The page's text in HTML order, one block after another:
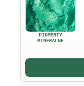
PIGMENTY
MINERALNE
ma
wiele
wariantów.
Opcje
na